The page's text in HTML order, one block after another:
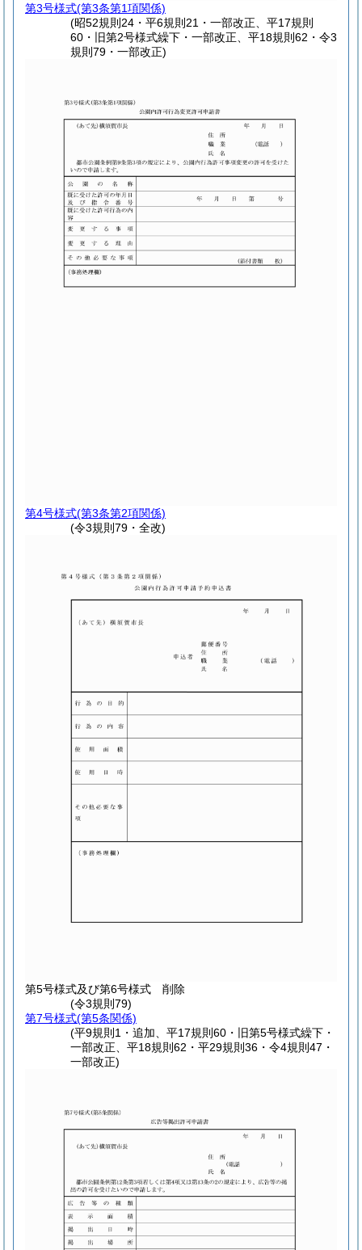
第3号様式(第3条第1項関係)
(昭52規則24・平6規則21・一部改正、平17規則
60・旧第2号様式繰下・一部改正、平18規則62・令3
規則79・一部改正)
第4号様式(第3条第2項関係)
(令3規則79・全改)
第5号様式及び第6号様式 削除
(令3規則79)
第7号様式(第5条関係)
(平9規則1・追加、平17規則60・旧第5号様式繰下・
一部改正、平18規則62・平29規則36・令4規則47・
一部改正)